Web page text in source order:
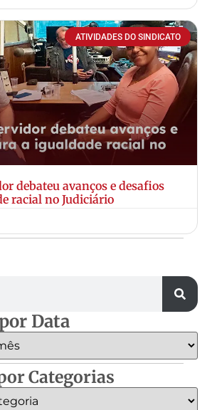
ATIVIDADES DO SINDICATO
debateu avanços e desafios
racial no Judiciário
Data
Categorias